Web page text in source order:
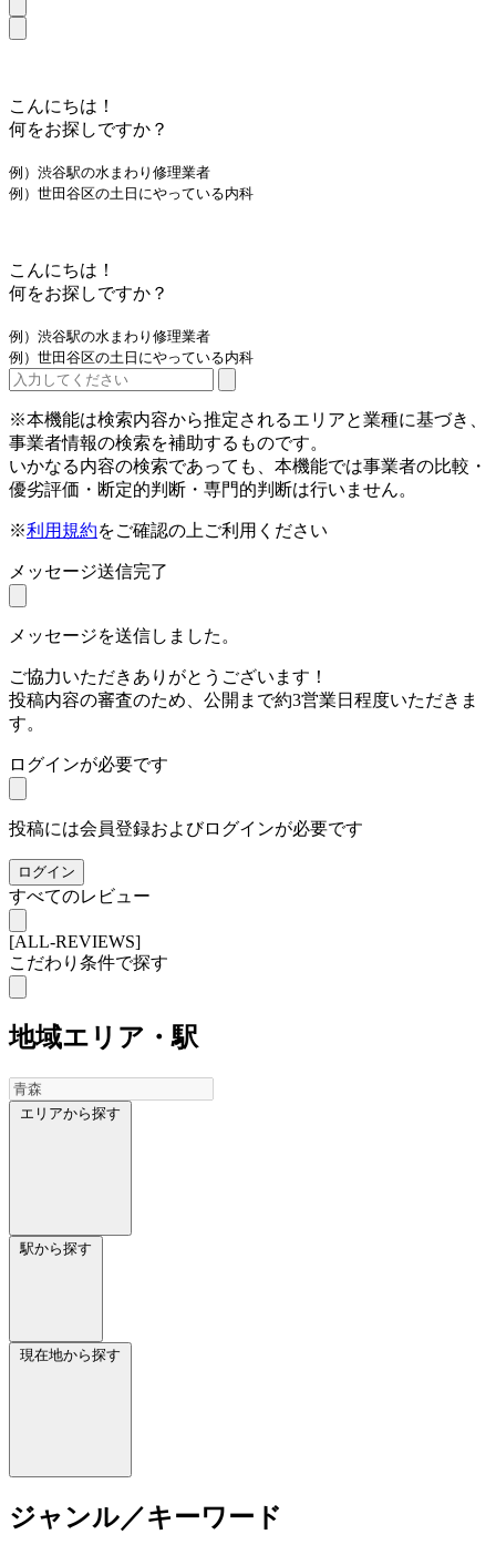
こんにちは！
何をお探しですか？
例）渋谷駅の水まわり修理業者
例）世田谷区の土日にやっている内科
こんにちは！
何をお探しですか？
例）渋谷駅の水まわり修理業者
例）世田谷区の土日にやっている内科
※本機能は検索内容から推定されるエリアと業種に基づき、
事業者情報の検索を補助するものです。
いかなる内容の検索であっても、本機能では事業者の比較・
優劣評価・断定的判断・専門的判断は行いません。
※利用規約をご確認の上ご利用ください
メッセージ送信完了
メッセージを送信しました。
ご協力いただきありがとうございます！
投稿内容の審査のため、公開まで約3営業日程度いただきま
す。
ログインが必要です
投稿には会員登録およびログインが必要です
ログイン
すべてのレビュー
[ALL-REVIEWS]
こだわり条件で探す
地域エリア・駅
エリアから探す
駅から探す
現在地から探す
ジャンル／キーワード